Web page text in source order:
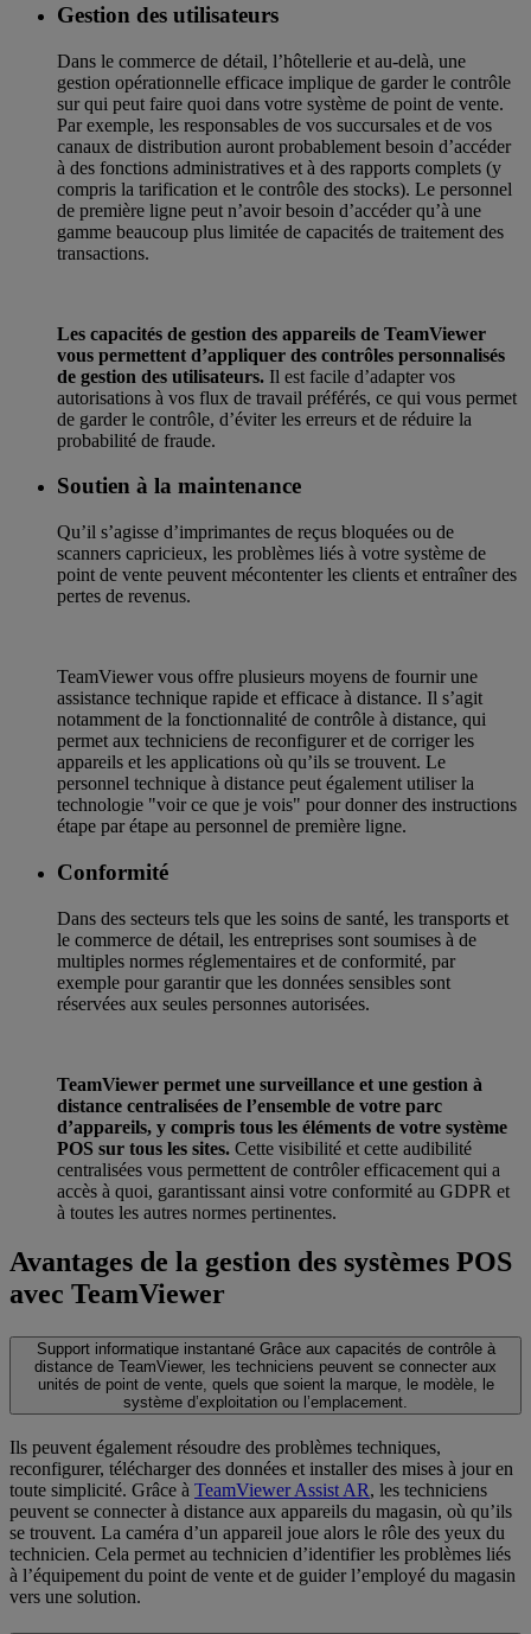
Gestion des utilisateurs
Dans le commerce de détail, l’hôtellerie et au-delà, une
gestion opérationnelle efficace implique de garder le contrôle
sur qui peut faire quoi dans votre système de point de vente.
Par exemple, les responsables de vos succursales et de vos
canaux de distribution auront probablement besoin d’accéder
à des fonctions administratives et à des rapports complets (y
compris la tarification et le contrôle des stocks). Le personnel
de première ligne peut n’avoir besoin d’accéder qu’à une
gamme beaucoup plus limitée de capacités de traitement des
transactions.
Les capacités de gestion des appareils de TeamViewer
vous permettent d’appliquer des contrôles personnalisés
de gestion des utilisateurs. Il est facile d’adapter vos
autorisations à vos flux de travail préférés, ce qui vous permet
de garder le contrôle, d’éviter les erreurs et de réduire la
probabilité de fraude.
Soutien à la maintenance
Qu’il s’agisse d’imprimantes de reçus bloquées ou de
scanners capricieux, les problèmes liés à votre système de
point de vente peuvent mécontenter les clients et entraîner des
pertes de revenus.
TeamViewer vous offre plusieurs moyens de fournir une
assistance technique rapide et efficace à distance. Il s’agit
notamment de la fonctionnalité de contrôle à distance, qui
permet aux techniciens de reconfigurer et de corriger les
appareils et les applications où qu’ils se trouvent. Le
personnel technique à distance peut également utiliser la
technologie "voir ce que je vois" pour donner des instructions
étape par étape au personnel de première ligne.
Conformité
Dans des secteurs tels que les soins de santé, les transports et
le commerce de détail, les entreprises sont soumises à de
multiples normes réglementaires et de conformité, par
exemple pour garantir que les données sensibles sont
réservées aux seules personnes autorisées.
TeamViewer permet une surveillance et une gestion à
distance centralisées de l’ensemble de votre parc
d’appareils, y compris tous les éléments de votre système
POS sur tous les sites. Cette visibilité et cette audibilité
centralisées vous permettent de contrôler efficacement qui a
accès à quoi, garantissant ainsi votre conformité au GDPR et
à toutes les autres normes pertinentes.
Avantages de la gestion des systèmes POS
avec TeamViewer
Support informatique instantané Grâce aux capacités de contrôle à
distance de TeamViewer, les techniciens peuvent se connecter aux
unités de point de vente, quels que soient la marque, le modèle, le
système d’exploitation ou l’emplacement.
Ils peuvent également résoudre des problèmes techniques,
reconfigurer, télécharger des données et installer des mises à jour en
toute simplicité. Grâce à TeamViewer Assist AR, les techniciens
peuvent se connecter à distance aux appareils du magasin, où qu’ils
se trouvent. La caméra d’un appareil joue alors le rôle des yeux du
technicien. Cela permet au technicien d’identifier les problèmes liés
à l’équipement du point de vente et de guider l’employé du magasin
vers une solution.